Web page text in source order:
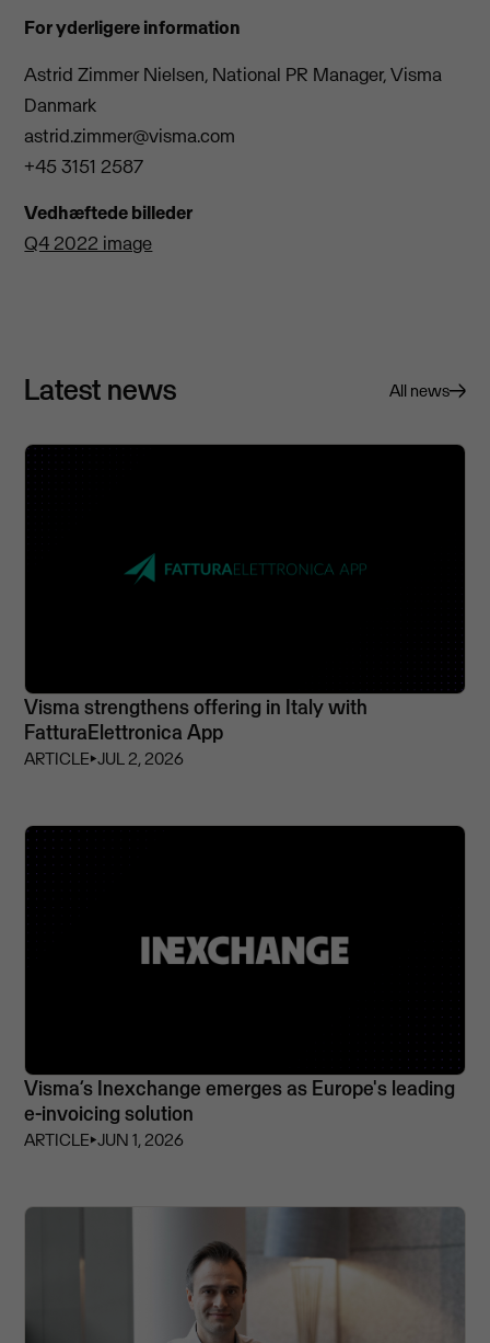
For yderligere information
Astrid Zimmer Nielsen, National PR Manager, Visma
Danmark
astrid.zimmer@visma.com
+45 3151 2587
Vedhæftede billeder
Q4 2022 image
Latest news All news
Visma strengthens offering in Italy with
FatturaElettronica App
ARTICLE⏵JUL 2, 2026
Visma’s Inexchange emerges as Europe's leading
e-invoicing solution
ARTICLE⏵JUN 1, 2026